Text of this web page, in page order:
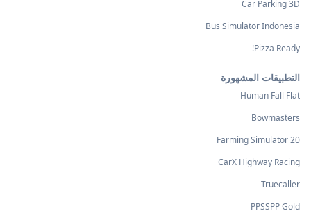
Car Parking 3D
Bus Simulator Indonesia
Pizza Ready!
التطبيقات المشهورة
Human Fall Flat
Bowmasters
Farming Simulator 20
CarX Highway Racing
Truecaller
PPSSPP Gold